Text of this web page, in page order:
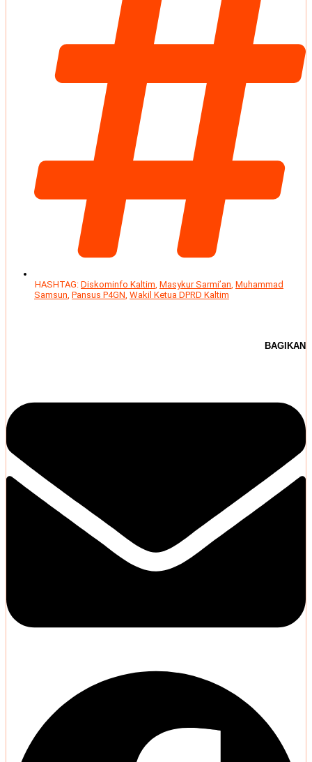
HASHTAG: Diskominfo Kaltim, Masykur Sarmi’an, Muhammad
Samsun, Pansus P4GN, Wakil Ketua DPRD Kaltim
BAGIKAN